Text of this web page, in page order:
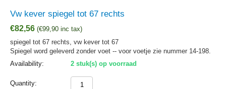
Vw kever spiegel tot 67 rechts
€82,56 (€99,90 inc tax)
spiegel tot 67 rechts, vw kever tot 67
Spiegel word geleverd zonder voet -- voor voetje zie nummer 14-198.
Availability:
2 stuk(s) op voorraad
Quantity: